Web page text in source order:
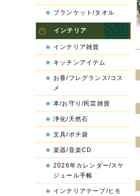
ブランケット/タオル
インテリア
インテリア雑貨
キッチンアイテム
お香/フレグランス/コス
メ
本/お守り/民芸雑貨
浄化/天然石
文具/ポチ袋
楽器/音楽CD
2026年カレンダー/スケ
ジュール手帳
インテリアテープ/ヒモ